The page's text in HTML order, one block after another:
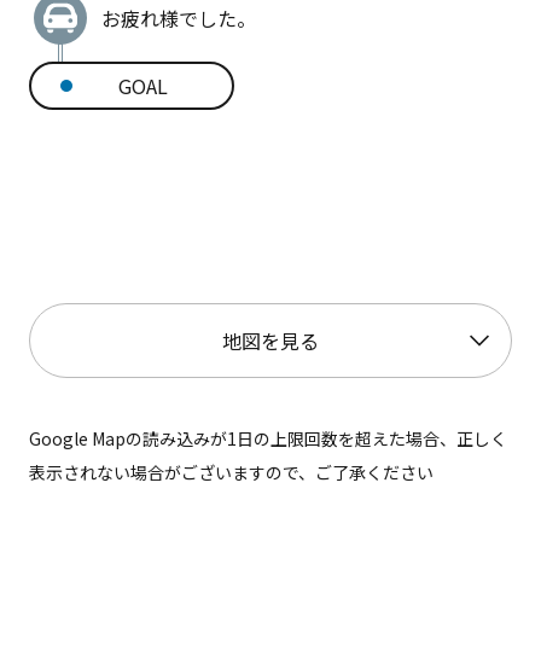
お疲れ様でした。
GOAL
地図を見る
Google Mapの読み込みが1日の上限回数を超えた場合、正しく
表示されない場合がございますので、ご了承ください